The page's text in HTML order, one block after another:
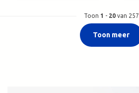
Toon 1 - 20van 257
Toon meer